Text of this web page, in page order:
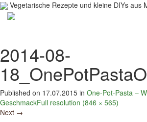
Vegetarische Rezepte und kleine DIYs aus
2014-08-
Published on 17.07.2015 in One-Pot-Pasta –
GeschmackFull resolution (846 × 565)
Next →